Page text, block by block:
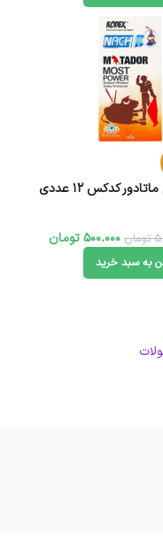
کدکس 12 عددی
تومان 500.000تومان
به سبد خرید